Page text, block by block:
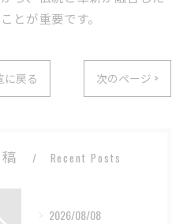
とが重要です。
に戻る 次のページ >
Recent Posts
2026/08/08